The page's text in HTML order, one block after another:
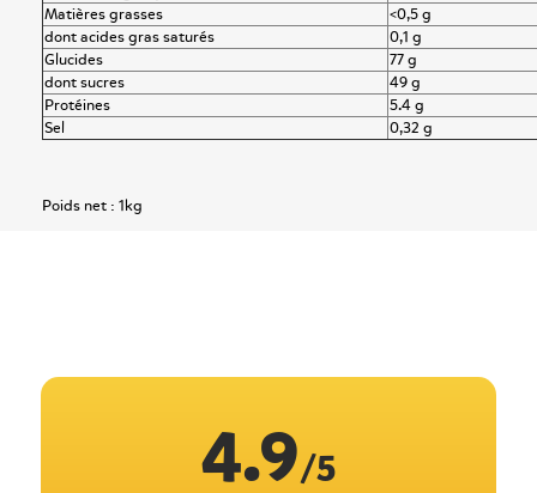
Matières grasses
<0,5 g
dont acides gras saturés
0,1 g
Glucides
77 g
dont sucres
49 g
Protéines
5.4 g
Sel
0,32 g
Poids net : 1kg
4.9/5